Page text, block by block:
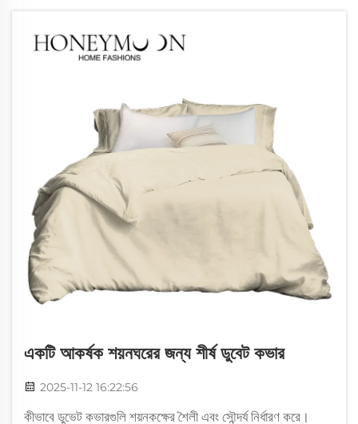
একটি আকর্ষক শয়নঘরের জন্য শীর্ষ ডুবেট কভার
2025-11-12 16:22:56
কীভাবে ডুভেট কভারগুলি শয়নকক্ষের শৈলী এবং সৌন্দর্য নির্ধারণ করে।